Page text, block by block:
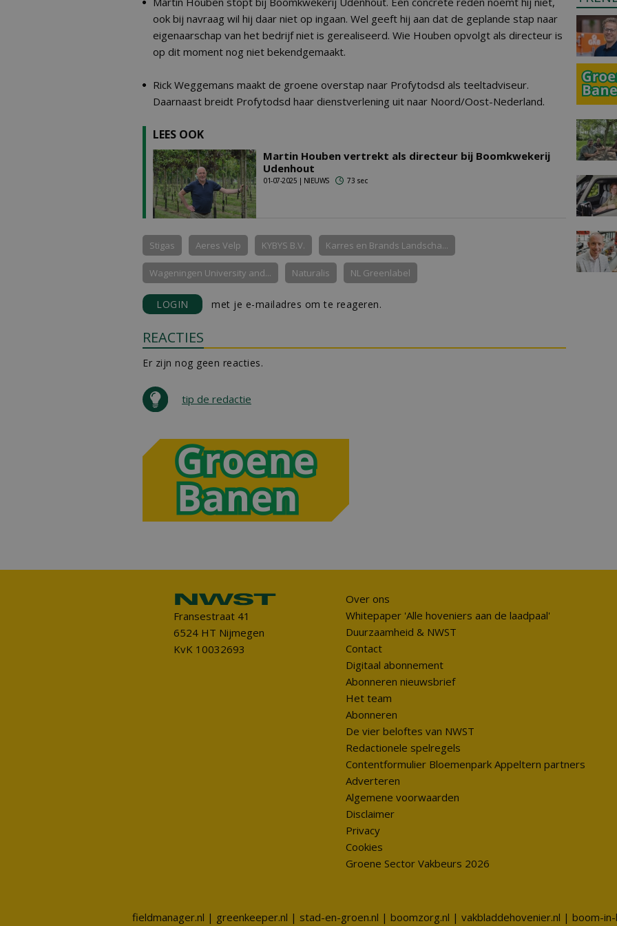
ook bij navraag wil hij daar niet op ingaan. Wel geeft hij aan dat de geplande stap naar
eigenaarschap van het bedrijf niet is gerealiseerd. Wie Houben opvolgt als directeur is
op dit moment nog niet bekendgemaakt.
Rick Weggemans maakt de groene overstap naar Profytodsd als teeltadviseur.
Daarnaast breidt Profytodsd haar dienstverlening uit naar Noord/Oost-Nederland.
LEES OOK
Martin Houben vertrekt als directeur bij Boomkwekerij
Udenhout
01-07-2025 | NIEUWS 73 sec
Stigas Aeres Velp KYBYS B.V. Karres en Brands Landscha...
Wageningen University and... Naturalis NL Greenlabel
LOGIN met je e-mailadres om te reageren.
REACTIES
Er zijn nog geen reacties.
tip de redactie
Fransestraat 41
6524 HT Nijmegen
KvK 10032693
Over ons
Whitepaper 'Alle hoveniers aan de laadpaal'
Duurzaamheid & NWST
Contact
Digitaal abonnement
Abonneren nieuwsbrief
Het team
Abonneren
De vier beloftes van NWST
Redactionele spelregels
Contentformulier Bloemenpark Appeltern partners
Adverteren
Algemene voorwaarden
Disclaimer
Privacy
Cookies
Groene Sector Vakbeurs 2026
fieldmanager.nl | greenkeeper.nl | stad-en-groen.nl | boomzorg.nl | vakbladdehovenier.nl | boom-in-